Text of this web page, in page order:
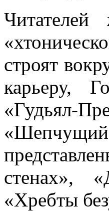
строят
карьеру,
«Гудьял-
стенах»,
«Хребты